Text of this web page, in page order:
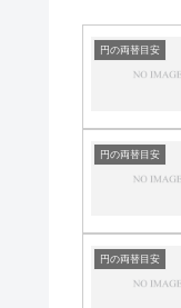
円の両替目安
円の両替目安
円の両替目安